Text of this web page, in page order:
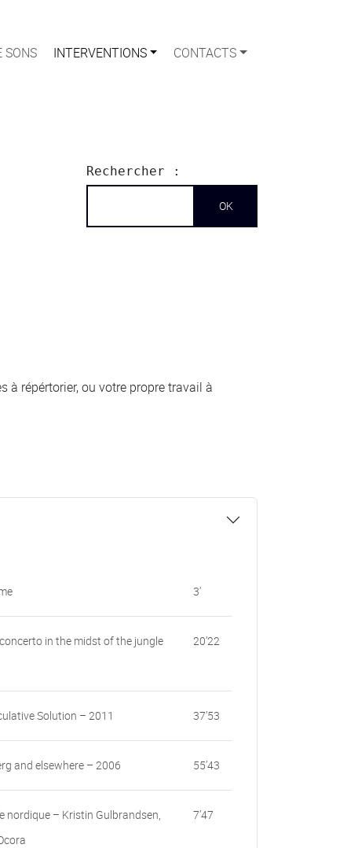
SONS INTERVENTIONS CONTACTS
Rechercher :
à répértorier, ou votre propre travail à
3’
in the midst of the jungle
20’22
Solution – 2011 37’53
and elsewhere – 2006 55’43
nordique – Kristin Gulbrandsen,
7’47